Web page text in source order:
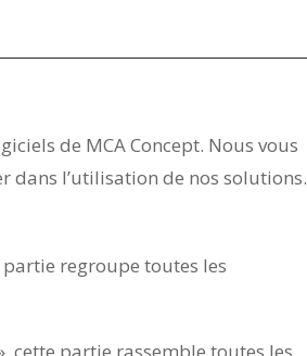
de MCA Concept. Nous vous
dans l’utilisation de nos solutions.
partie regroupe toutes les